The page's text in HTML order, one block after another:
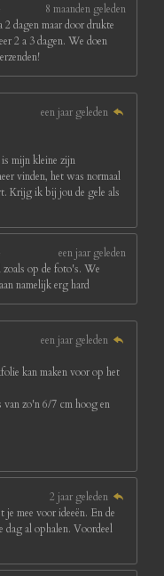
8 maanden geleden
dagen maar door drukte
2 a 3 dagen. We doen
een jaar geleden
mijn kleine zijn
vinden, het was normaal
Krijg ik bij jou de gele als
een jaar geleden
op de foto's. We
namelijk erg hard
een jaar geleden
kan maken voor op het
van zo'n 6/7 cm hoog en
2 jaar geleden
mee voor ideeën. En de
dag al ophalen. Voordeel